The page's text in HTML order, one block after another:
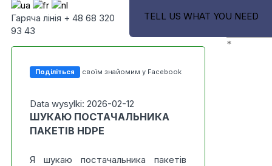
Гаряча лінія + 48 68 320
93 43
TELL US WHAT YOU NEED
Поділіться своїм знайомим у Facebook
Data wysylki: 2026-02-12
ШУКАЮ ПОСТАЧАЛЬНИКА
ПАКЕТІВ HDPE
Я шукаю постачальника пакетів
*